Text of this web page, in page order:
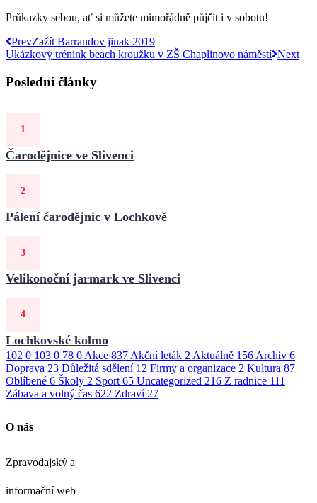
Průkazky sebou, ať si můžete mimořádně půjčit i v sobotu!
PrevZažít Barrandov jinak 2019
Ukázkový trénink beach kroužku v ZŠ Chaplinovo náměstí Next
Poslední články
Čarodějnice ve Slivenci
Pálení čarodějnic v Lochkově
Velikonoční jarmark ve Slivenci
Lochkovské kolmo
102 0 103 0 78 0 Akce 837 Akční leták 2 Aktuálně 156 Archiv 6
Doprava 23 Důležitá sdělení 12 Firmy a organizace 2 Kultura 87
Oblíbené 6 Školy 2 Sport 65 Uncategorized 216 Z radnice 111
Zábava a volný čas 622 Zdraví 27
O nás
Zpravodajský a
informační web